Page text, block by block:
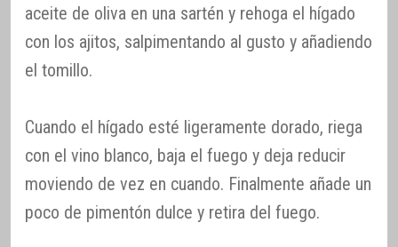
aceite de oliva en una sartén y rehoga el hígado
con los ajitos, salpimentando al gusto y añadiendo
el tomillo.
Cuando el hígado esté ligeramente dorado, riega
con el vino blanco, baja el fuego y deja reducir
moviendo de vez en cuando. Finalmente añade un
poco de pimentón dulce y retira del fuego.